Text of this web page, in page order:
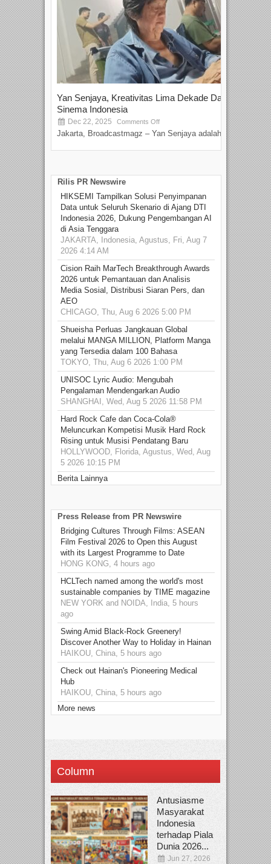
Yan Senjaya, Kreativitas Lima Dekade Dalam
Sinema Indonesia
Dec 22, 2025 Comments Off
Jakarta, Broadcastmagz – Yan Senjaya adalah...
Rilis PR Newswire
HIKSEMI Tampilkan Solusi Penyimpanan
Data untuk Seluruh Skenario di Ajang DTI
Indonesia 2026, Dukung Pengembangan AI
di Asia Tenggara
JAKARTA, Indonesia, Agustus, Fri, Aug 7
2026 4:14 AM
Cision Raih MarTech Breakthrough Awards
2026 untuk Pemantauan dan Analisis
Media Sosial, Distribusi Siaran Pers, dan
AEO
CHICAGO, Thu, Aug 6 2026 5:00 PM
Shueisha Perluas Jangkauan Global
melalui MANGA MILLION, Platform Manga
yang Tersedia dalam 100 Bahasa
TOKYO, Thu, Aug 6 2026 1:00 PM
UNISOC Lyric Audio: Mengubah
Pengalaman Mendengarkan Audio
SHANGHAI, Wed, Aug 5 2026 11:58 PM
Hard Rock Cafe dan Coca-Cola®
Meluncurkan Kompetisi Musik Hard Rock
Rising untuk Musisi Pendatang Baru
HOLLYWOOD, Florida, Agustus, Wed, Aug
5 2026 10:15 PM
Berita Lainnya
Press Release from PR Newswire
Bridging Cultures Through Films: ASEAN
Film Festival 2026 to Open this August
with its Largest Programme to Date
HONG KONG, 4 hours ago
HCLTech named among the world's most
sustainable companies by TIME magazine
NEW YORK and NOIDA, India, 5 hours
ago
Swing Amid Black‑Rock Greenery!
Discover Another Way to Holiday in Hainan
HAIKOU, China, 5 hours ago
Check out Hainan's Pioneering Medical
Hub
HAIKOU, China, 5 hours ago
More news
Column
Antusiasme
Masyarakat
Indonesia
terhadap Piala
Dunia 2026...
Jun 27, 2026